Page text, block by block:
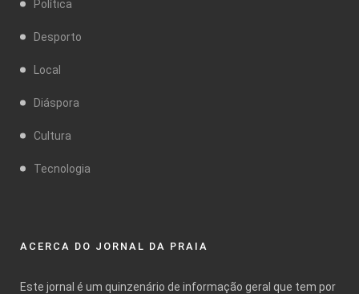
Política
Desporto
Local
Diáspora
Cultura
Tecnologia
ACERCA DO JORNAL DA PRAIA
Este jornal é um quinzenário de informação geral que tem por